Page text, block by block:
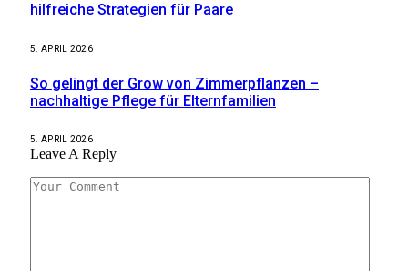
hilfreiche Strategien für Paare
5. APRIL 2026
So gelingt der Grow von Zimmerpflanzen –
nachhaltige Pflege für Elternfamilien
5. APRIL 2026
Leave A Reply